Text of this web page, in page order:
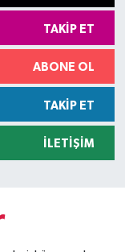
TAKIP ET
ABONE OL
TAKIP ET
İLETIŞIM